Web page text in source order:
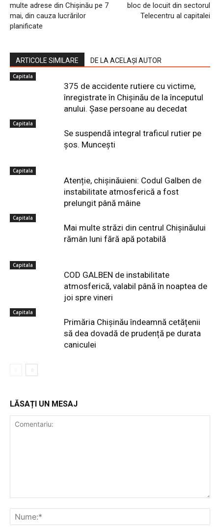
multe adrese din Chișinău pe 7
mai, din cauza lucrărilor
planificate
bloc de locuit din sectorul
Telecentru al capitalei
ARTICOLE SIMILARE DE LA ACELAȘI AUTOR
Capitala
375 de accidente rutiere cu victime,
înregistrate în Chișinău de la începutul
anului. Șase persoane au decedat
Capitala
Se suspendă integral traficul rutier pe
șos. Muncești
Capitala
Atenție, chișinăuieni: Codul Galben de
instabilitate atmosferică a fost
prelungit până mâine
Capitala
Mai multe străzi din centrul Chișinăului
rămân luni fără apă potabilă
Capitala
COD GALBEN de instabilitate
atmosferică, valabil până în noaptea de
joi spre vineri
Capitala
Primăria Chișinău îndeamnă cetățenii
să dea dovadă de prudență pe durata
caniculei
LĂSAȚI UN MESAJ